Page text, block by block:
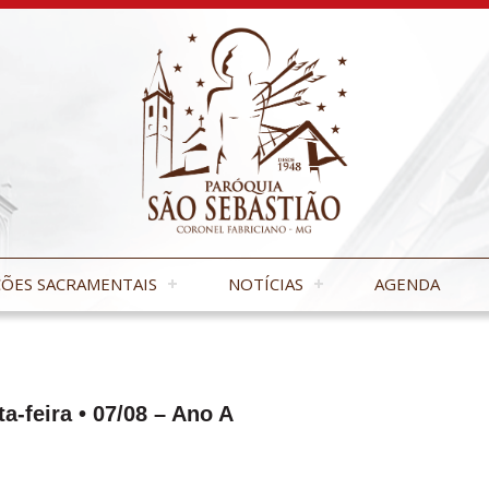
SACRAMENTAIS NOTÍCIAS AGENDA
feira • 07/08 – Ano A